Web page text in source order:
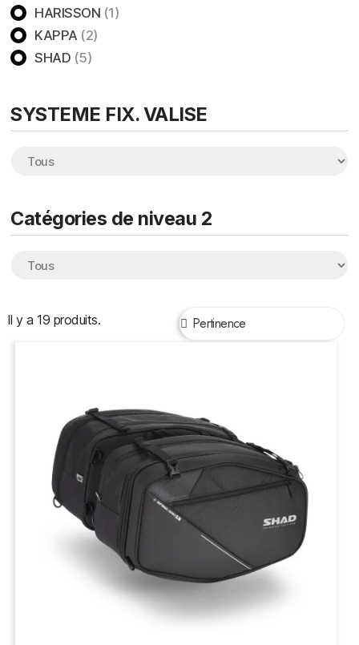
HARISSON (1)
KAPPA (2)
SHAD (5)
SYSTEME FIX. VALISE
Catégories de niveau 2
Il y a 19 produits.